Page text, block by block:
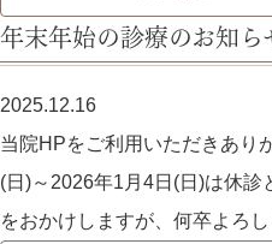
年末年始の診療のお知ら
2025.12.16
当院HPをご利用いただきあり
(日)～2026年1月4日(日)は休
をおかけしますが、何卒よろ